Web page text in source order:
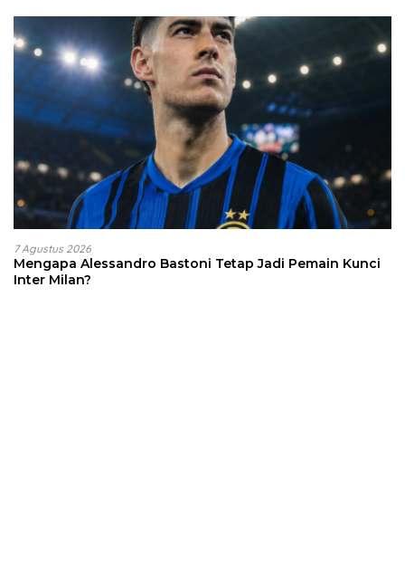
7 Agustus 2026
Mengapa Alessandro Bastoni Tetap Jadi Pemain Kunci
Inter Milan?